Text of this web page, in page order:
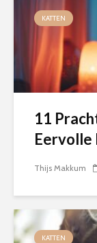
KATTEN
11
Eervolle
Thijs Makkum
KATTEN